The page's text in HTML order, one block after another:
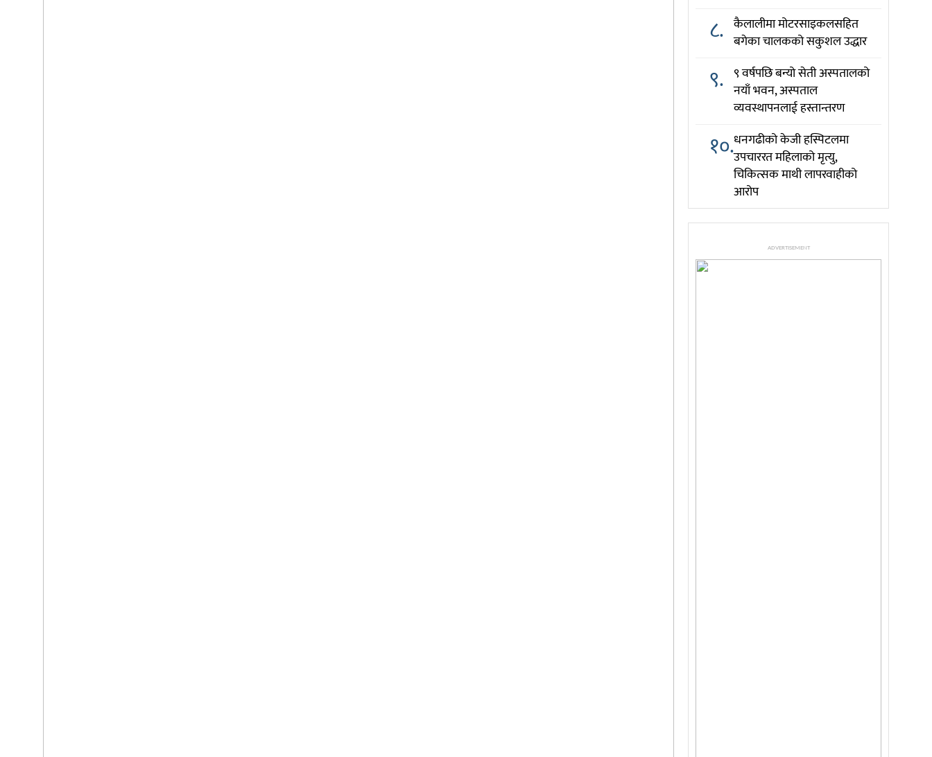
८. कैलालीमा मोटरसाइकलसहित
बगेका चालकको सकुशल उद्धार
९. ९ वर्षपछि बन्यो सेती अस्पतालको
नयाँ भवन, अस्पताल
व्यवस्थापनलाई हस्तान्तरण
१०.धनगढीको केजी हस्पिटलमा
उपचाररत महिलाको मृत्यु,
चिकित्सक माथी लापरवाहीको
आरोप
ADVERTISEMENT